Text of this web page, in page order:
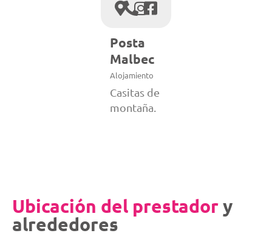
Posta
Malbec
Alojamiento
Casitas de
montaña.
Ubicación del prestadory
alrededores